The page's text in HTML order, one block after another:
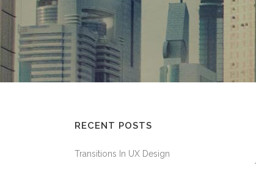
FOUR COLUMNS GRID
FOUR COLUMNS WIDE
FIVE COLUMNS WIDE
SIX COLUMNS WIDE
RECENT POSTS
Transitions In UX Design